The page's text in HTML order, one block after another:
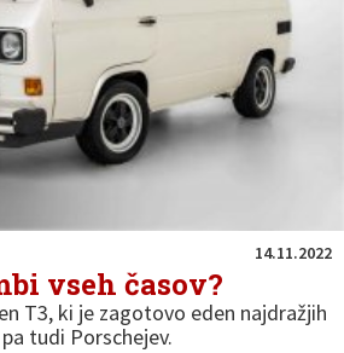
14.11.2022
vseh časov?
T3, ki je zagotovo eden najdražjih
tudi Porschejev.